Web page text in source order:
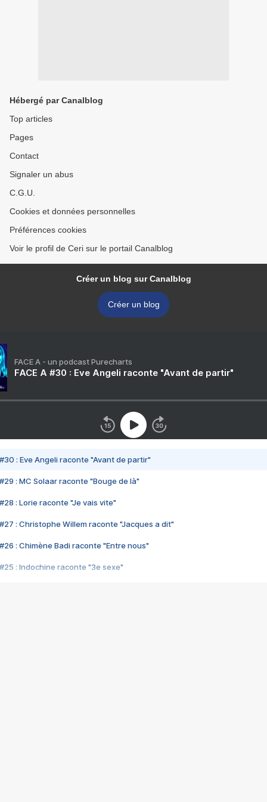
Hébergé par Canalblog
Top articles
Pages
Contact
Signaler un abus
C.G.U.
Cookies et données personnelles
Préférences cookies
Voir le profil de Ceri sur le portail Canalblog
Créer un blog sur Canalblog
Créer un blog
FACE A - un podcast Purecharts
FACE A #30 : Eve Angeli raconte "Avant de partir"
#30 : Eve Angeli raconte "Avant de partir"
#29 : MC Solaar raconte "Bouge de là"
#28 : Lorie raconte "Je vais vite"
#27 : Christophe Willem raconte "Jacques a dit"
#26 : Chimène Badi raconte "Entre nous"
#25 : Indochine raconte "3e sexe"